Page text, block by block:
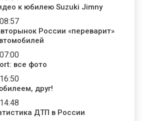
к юбилею Suzuki Jimny
России «переварит»
все фото
друг!
ДТП в России